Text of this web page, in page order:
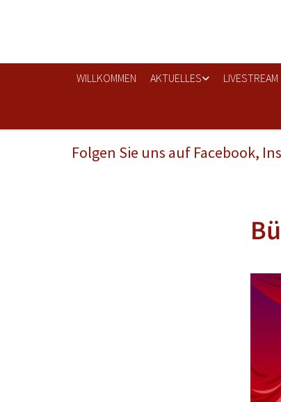
WILLKOMMEN AKTUELLES LIVESTREAM
Folgen Sie uns auf Facebook,